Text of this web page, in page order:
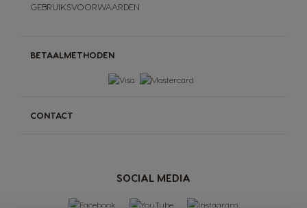
SOCIAL MEDIA
BETAALMETHODEN
CONTACT
GEBRUIKSVOORWAARDEN